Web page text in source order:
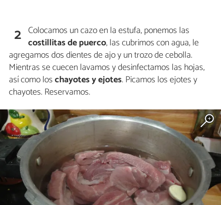
2 Colocamos un cazo en la estufa, ponemos las
costillitas de puerco, las cubrimos con agua, le
agregamos dos dientes de ajo y un trozo de cebolla.
Mientras se cuecen lavamos y desinfectamos las hojas,
así como loschayotes y ejotes. Picamos los ejotes y
chayotes. Reservamos.